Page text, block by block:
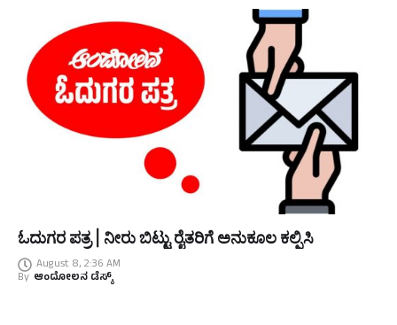
ಓದುಗರ ಪತ್ರ | ನೀರು ಬಿಟ್ಟು ರೈತರಿಗೆ ಅನುಕೂಲ ಕಲ್ಪಿಸಿ
August 8, 2:36 AM
By ಆಂದೋಲನ ಡೆಸ್ಕ್